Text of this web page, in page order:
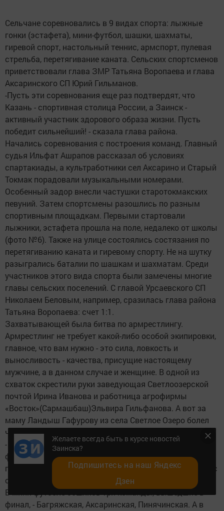
Сельчане соревновались в 9 видах спорта: лыжные
гонки (эстафета), мини-футбол, шашки, шахматы,
гиревой спорт, настольный теннис, армспорт, пулевая
стрельба, перетягивание каната. Сельских спортсменов
приветствовали глава ЗМР Татьяна Воропаева и глава
Аксаринского СП Юрий Гильманов.
-Пусть эти соревнования еще раз подтвердят, что
Казань - спортивная столица России, а Заинск -
активный участник здорового образа жизни. Пусть
победит сильнейший! - сказала глава района.
Начались соревнования с построения команд. Главный
судья Ильфат Ашрапов рассказал об условиях
спартакиады, а культработники сел Аксарино и Старый
Токмак порадовали музыкальными номерами.
Особенный задор внесли частушки старотокмакских
певуний. Затем спортсмены разошлись по разным
спортивным площадкам. Первыми стартовали
лыжники, эстафета прошла на поле, недалеко от школы
(фото №6). Также на улице состоялись состязания по
перетягиванию каната и гиревому спорту. Не на шутку
разыгрались баталии по шашкам и шахматам. Среди
участников этого вида спорта были замечены многие
главы сельских поселений. С главой Урсаевского СП
Николаем Беловым, например, сразилась глава района
Татьяна Воропаева: счет 1:1.
Захватывающей была битва по армрестлингу.
Армрестлинг не требует какой-либо особой экипировки,
главное, что вам нужно - это сила, ловкость и
выносливость - качества, присущие настоящему
мужчине, а в данном случае и женщине. В одной из
схваток скрестили руки заведующая Светлоозерской
почтой Ирина Иванова и работница агрофирмы
«Восток»(Сармашбаш)Эльвира Гильфанова. А вот за
маму Ландыш Гафурову из села Светлое Озеро болел
четырехлетний Ратмир.
- Хочется, чтобы сын с маленького возраста знал, что
физкультура и спорт - это здоровье, сила, позитив,
поэтому на такие мероприятия я всегда беру малыша с
собой, - говорит Ландыш.
В мини-футболе сошлись три команды, вышедшие в
финал, - Багряжская, Аксаринская, Пинячинская. А в
Желаете всегда быть в курсе новостей
Заинска?
Подпишитесь на наш Яндекс
Дзен